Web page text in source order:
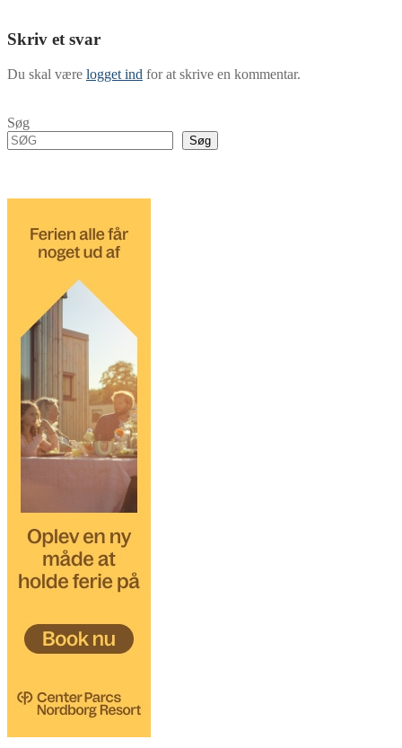
Skriv et svar
Du skal være logget ind for at skrive en kommentar.
Søg
Søg